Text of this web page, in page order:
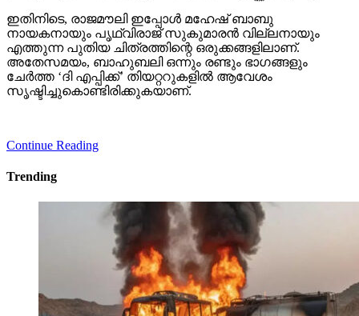
ഇതിനിടെ, രാജമൗലി ഇപ്പോള്‍ മഹേഷ് ബാബു
നായകനായും പൃഥ്വിരാജ് സുകുമാരന്‍ വില്ലനായും
എത്തുന്ന പുതിയ ചിത്രത്തിന്റെ ഒരുക്കങ്ങളിലാണ്.
അതേസമയം, ബാഹുബലി ഒന്നും രണ്ടും ഭാഗങ്ങളും
ചേര്‍ത്ത ‘ദി എപ്പിക്ക്’ തിയറ്ററുകളില്‍ ആവേശം
സൃഷ്ടിച്ചുകൊണ്ടിരിക്കുകയാണ്.
Continue Reading
Trending